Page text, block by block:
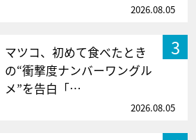
2026.08.05
3
マツコ、初めて食べたとき
の“衝撃度ナンバーワングル
メ”を告白「…
2026.08.05